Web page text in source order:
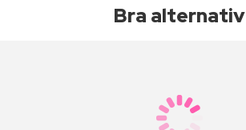
Bra alternativ